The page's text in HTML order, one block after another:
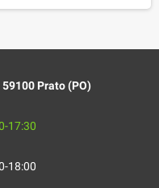
Prato (PO)
17:30
18:00